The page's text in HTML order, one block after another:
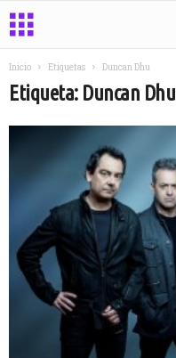
Inicio Etiquetas Duncan Dhu
Etiqueta: Duncan Dhu